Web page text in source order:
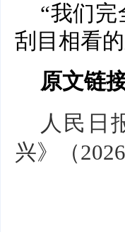
“我们
刮目相看
原文链
人民日
兴》（